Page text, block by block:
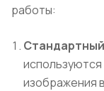
работы:
используются
изображения